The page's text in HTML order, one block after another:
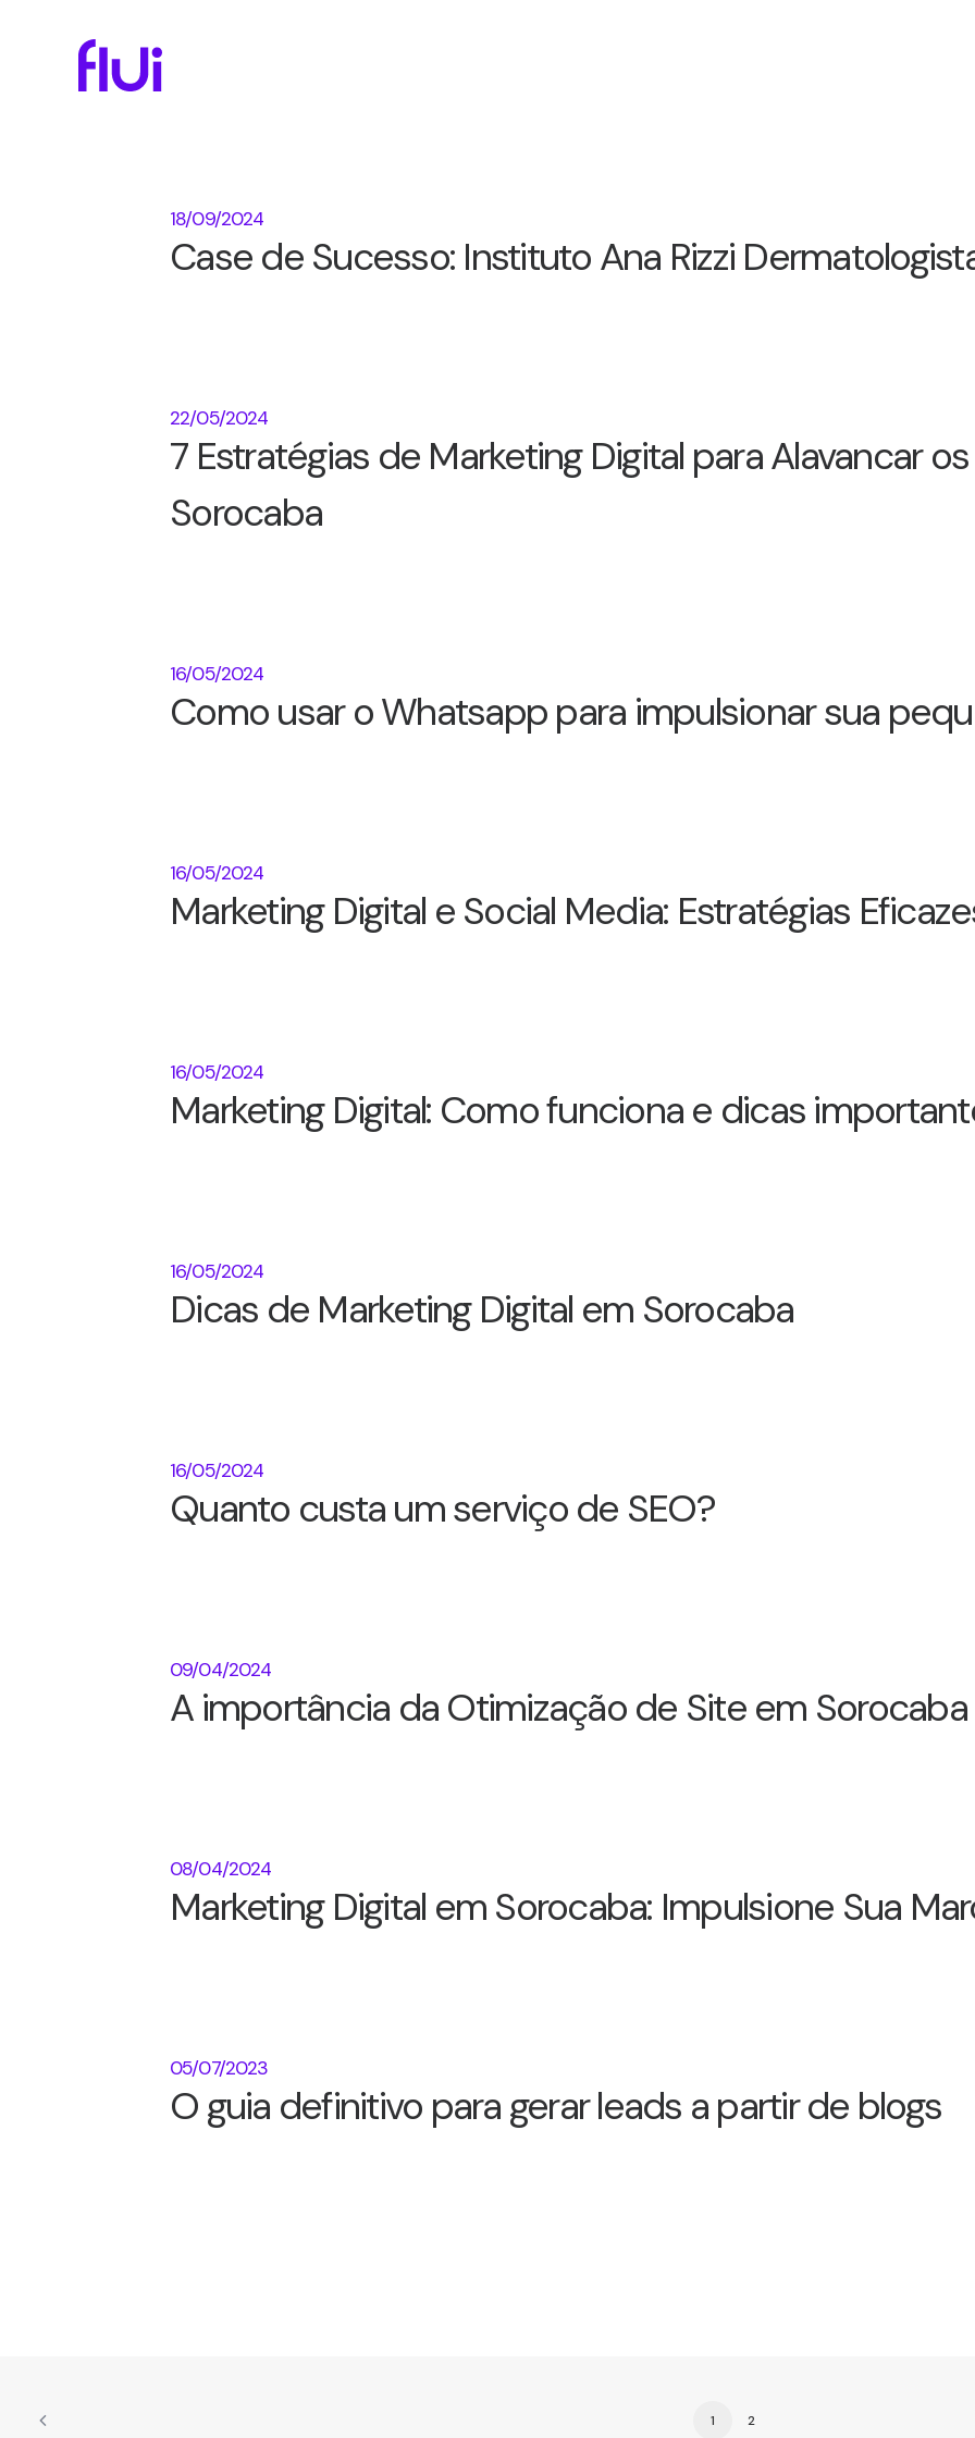
18/09/2024
Case de Sucesso: Instituto Ana Rizzi
22/05/2024
7 Estratégias de Marketing Digital para Alavancar
Sorocaba
16/05/2024
Como usar o Whatsapp para impulsionar sua
16/05/2024
Marketing Digital e Social Media: Estratégias
16/05/2024
Marketing Digital: Como funciona e dicas
16/05/2024
Dicas de Marketing Digital em Sorocaba
16/05/2024
Quanto custa um serviço de SEO?
09/04/2024
A importância da Otimização de Site em Sorocaba
08/04/2024
Marketing Digital em Sorocaba: Impulsione Sua
05/07/2023
O guia definitivo para gerar leads a partir de blogs
1 2